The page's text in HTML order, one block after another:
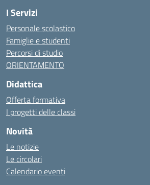
I Servizi
Personale scolastico
Famiglie e studenti
Percorsi di studio
ORIENTAMENTO
Didattica
Offerta formativa
I progetti delle classi
Novità
Le notizie
Le circolari
Calendario eventi